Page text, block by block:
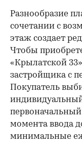
Разнообразие
сочетании с
этаж создает
Чтобы
«Крылатской
застройщика с
Покупатель
первоначальный
момента ввода
минимальные